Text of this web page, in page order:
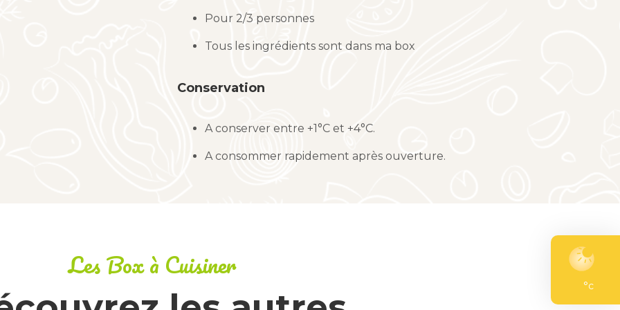
°c
Pour 2/3 personnes
Tous les ingrédients sont dans ma box
Conservation
A conserver entre +1°C et +4°C.
A consommer rapidement après ouverture.
Les Box à Cuisiner